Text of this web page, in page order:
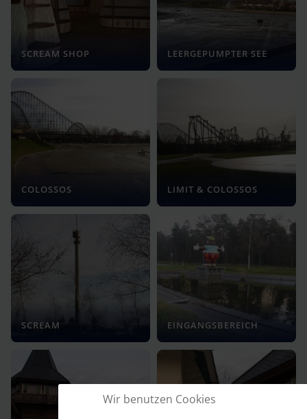
SCREAM SHOP LEERGEPUMPTER SEE
COLOSSOS LIMIT & COLOSSOS
SCREAM EINGANGSBEREICH
Wir benutzen Cookies